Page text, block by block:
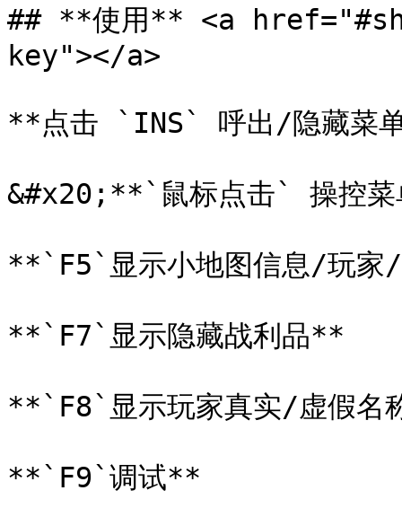
## **使用** <a
key"></a>
**点击 `INS` 呼出/隐藏菜
&#x20;**`鼠标点击` 操控
**`F5`显示小地图信息/玩
**`F7`显示隐藏战利品**
**`F8`显示玩家真实/虚假名
**`F9`调试**